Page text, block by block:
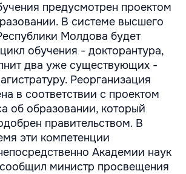
предусмотрен проектом
В системе высшего
Молдова будет
обучения - докторантура,
два уже существующих -
Реорганизация
в соответствии с проектом
об образовании, который
правительством. В
эти компетенции
Академии наук
министр просвещения